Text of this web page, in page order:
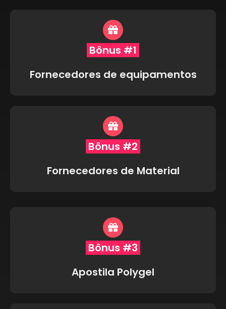
Bônus #1
Fornecedores de equipamentos
Bônus #2
Fornecedores de Material
Bônus #3
Apostila Polygel